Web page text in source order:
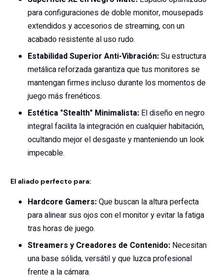
para configuraciones de doble monitor, mousepads
extendidos y accesorios de streaming, con un
acabado resistente al uso rudo.
Estabilidad Superior Anti-Vibración:Su estructura
metálica reforzada garantiza que tus monitores se
mantengan firmes incluso durante los momentos de
juego más frenéticos.
Estética "Stealth" Minimalista: El diseño en negro
integral facilita la integración en cualquier habitación,
ocultando mejor el desgaste y manteniendo un look
impecable.
El aliado perfecto para:
Hardcore Gamers:Que buscan la altura perfecta
para alinear sus ojos con el monitor y evitar la fatiga
tras horas de juego.
Streamers y Creadores de Contenido: Necesitan
una base sólida, versátil y que luzca profesional
frente a la cámara.